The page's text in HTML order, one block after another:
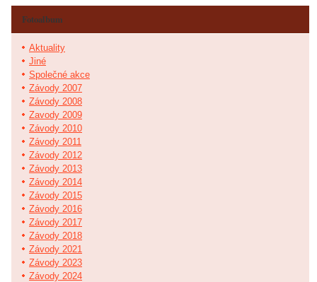
Fotoalbum
Aktuality
Jiné
Společné akce
Závody 2007
Závody 2008
Zavody 2009
Závody 2010
Závody 2011
Závody 2012
Závody 2013
Závody 2014
Závody 2015
Závody 2016
Závody 2017
Závody 2018
Závody 2021
Závody 2023
Závody 2024